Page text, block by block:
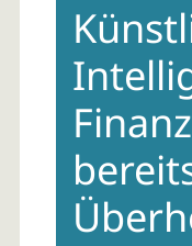
content